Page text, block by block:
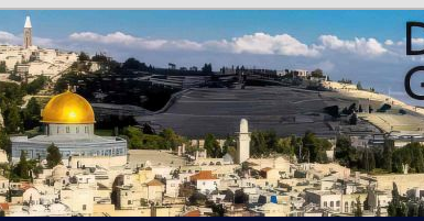
Deutsch-Palästinensische
Bremen e.V.